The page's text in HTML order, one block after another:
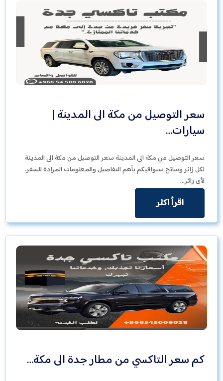
سعر التوصيل من مكة الى المدينة |
سيارات…
سعر التوصيل من مكة الى المدينة سعر التوصيل من مكة الى المدينة
لكل زائر وسائح سنوافيكم بأهم التفاصيل والمعلومات المرادة للسفر.
لأي زائر…
اقرأ اكثر
كم سعر التاكسي من مطار جدة الى مكة…